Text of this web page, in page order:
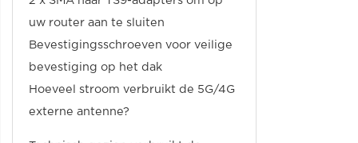
uw router aan te sluiten
Bevestigingsschroeven voor veilige
bevestiging op het dak
Hoeveel stroom verbruikt de 5G/4G
externe antenne?